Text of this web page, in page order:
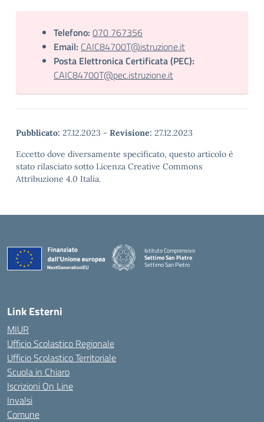
Telefono: 070 767356
Email: CAIC84700T@istruzione.it
Posta Elettronica Certificata (PEC):
CAIC84700T@pec.istruzione.it
Pubblicato: 27.12.2023 - Revisione: 27.12.2023
Eccetto dove diversamente specificato, questo articolo è
stato rilasciato sotto Licenza Creative Commons
Attribuzione 4.0 Italia.
Istituto Comprensivo
Settimo San Pietro
Settimo San Pietro
Link Esterni
MIUR
Ufficio Scolastico Regionale
Ufficio Scolastico Territoriale
Scuola in Chiaro
Iscrizioni On Line
Invalsi
Comune